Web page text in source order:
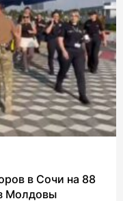
в Сочи на 88
Молдовы